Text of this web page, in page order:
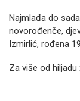
Najmlađa do
novorođenče,
Izmirlić, rođena
Za više od